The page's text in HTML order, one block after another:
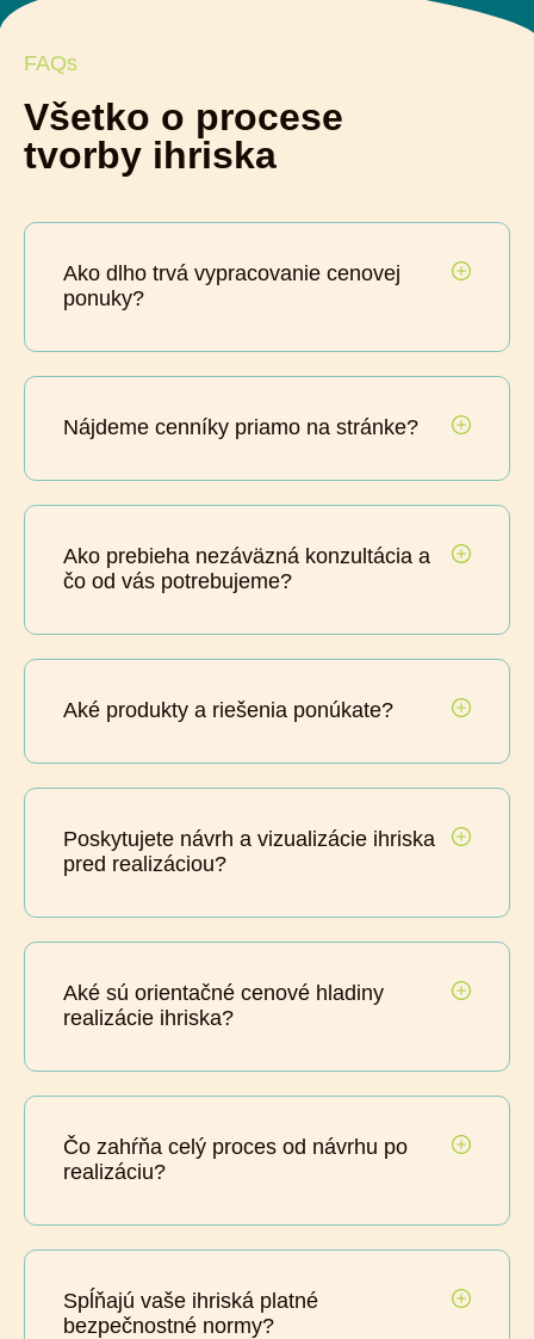
FAQs
Všetko o procese
tvorby ihriska
Ako dlho trvá vypracovanie cenovej
ponuky?
Nájdeme cenníky priamo na stránke?
Ako prebieha nezáväzná konzultácia a
čo od vás potrebujeme?
Aké produkty a riešenia ponúkate?
Poskytujete návrh a vizualizácie ihriska
pred realizáciou?
Aké sú orientačné cenové hladiny
realizácie ihriska?
Čo zahŕňa celý proces od návrhu po
realizáciu?
Spĺňajú vaše ihriská platné
bezpečnostné normy?